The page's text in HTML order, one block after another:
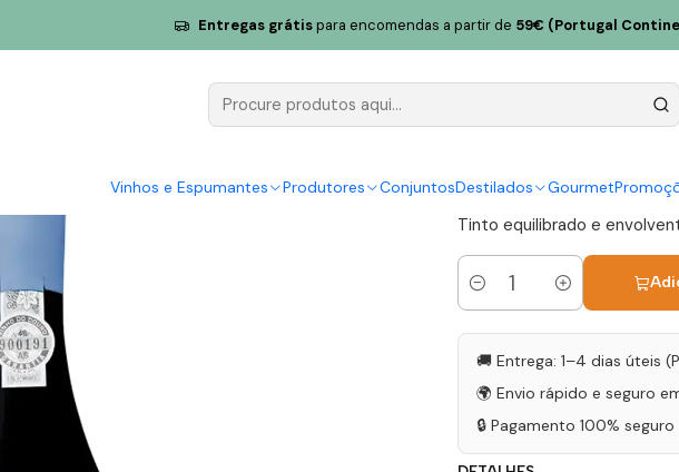
Vinhos e Espumantes Produtores ConjuntosDestilados Gourmet
Entregas grátispara encomendas a partir de 59€ (Portugal
Vieira de Sousa Tinto Cão 2024 Douro Tinto 75cl
Vieira de
|
Tinto equilibrado e
Quantidade
🚚 Entrega: 1–4 dias úteis
🌍 Envio rápido e seguro
🔒 Pagamento 100% seguro